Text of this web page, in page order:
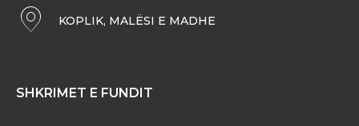
KOPLIK, MALËSI E MADHE
SHKRIMET E FUNDIT